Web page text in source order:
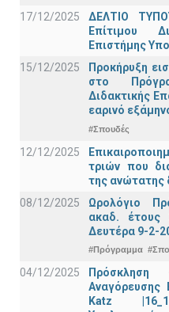
17/12/2025
ΔΕΛΤΙΟ
Επίτιμου
Επιστήμης
15/12/2025
Προκήρυξη
στο
Διδακτικής
εαρινό
#Σπουδές
12/12/2025
τριών που
της ανώτατης
08/12/2025
Ωρολόγιο
ακαδ. έτους
Δευτέρα 9-2-
#Πρόγραμμα
04/12/2025
Αναγόρευσης
Katz